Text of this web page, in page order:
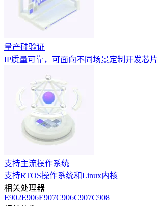
量产硅验证
IP质量可靠，可面向不同场景定制开发芯片
支持主流操作系统
支持RTOS操作系统和Linux内核
相关处理器
E902E906E907C906C907C908